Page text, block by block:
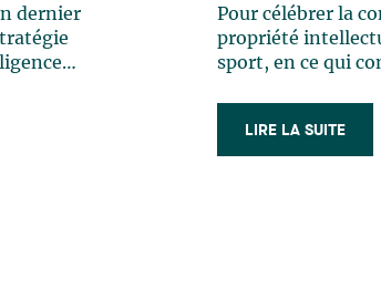
dernier
de la
moins qui
les têtes)
Pour célébrer la
propriété
sport, en ce qui
a cette année
intellectuelle et
LIRE LA SUITE